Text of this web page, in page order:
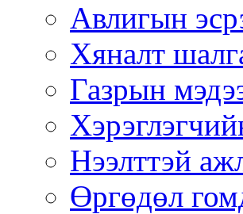
Авлигын
Хяналт
Газрын
Нээлттэй
Өргөдөл